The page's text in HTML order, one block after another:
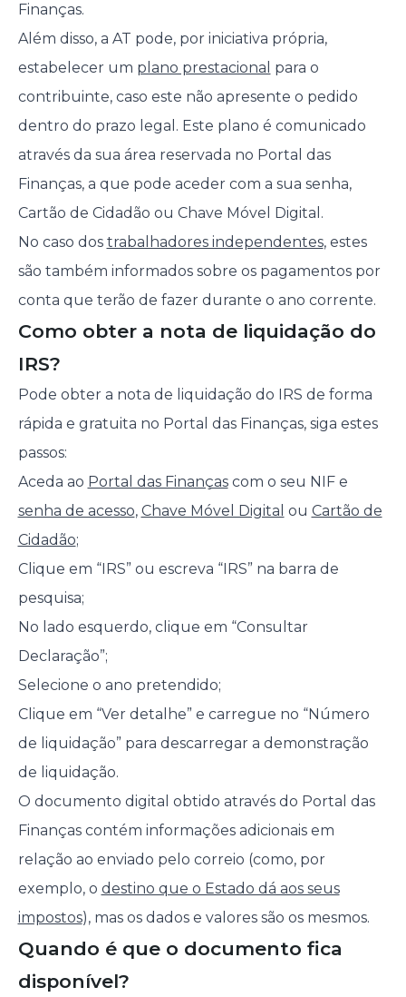
Finanças.
Além disso, a AT pode, por iniciativa própria,
estabelecer um plano prestacional para o
contribuinte, caso este não apresente o pedido
dentro do prazo legal. Este plano é comunicado
através da sua área reservada no Portal das
Finanças, a que pode aceder com a sua senha,
Cartão de Cidadão ou Chave Móvel Digital.
No caso dos trabalhadores independentes, estes
são também informados sobre os pagamentos por
conta que terão de fazer durante o ano corrente.
Como obter a nota de liquidação do
IRS?
Pode obter a nota de liquidação do IRS de forma
rápida e gratuita no Portal das Finanças, siga estes
passos:
Aceda ao Portal das Finançascom o seu NIF e
senha de acesso, Chave Móvel Digital ou Cartão de
Cidadão;
Clique em “IRS” ou escreva “IRS” na barra de
pesquisa;
No lado esquerdo, clique em “Consultar
Declaração”;
Selecione o ano pretendido;
Clique em “Ver detalhe” e carregue no “Número
de liquidação” para descarregar a demonstração
de liquidação.
O documento digital obtido através do Portal das
Finanças contém informações adicionais em
relação ao enviado pelo correio (como, por
exemplo, o destino que o Estado dá aos seus
impostos), mas os dados e valores são os mesmos.
Quando é que o documento fica
disponível?